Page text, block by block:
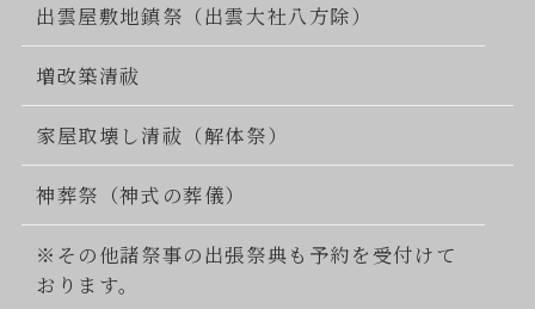
出雲屋敷地鎮祭（出雲大社八方除）
増改築清祓
家屋取壊し清祓（解体祭）
神葬祭（神式の葬儀）
※その他諸祭事の出張祭典も予約を受付けて
おります。